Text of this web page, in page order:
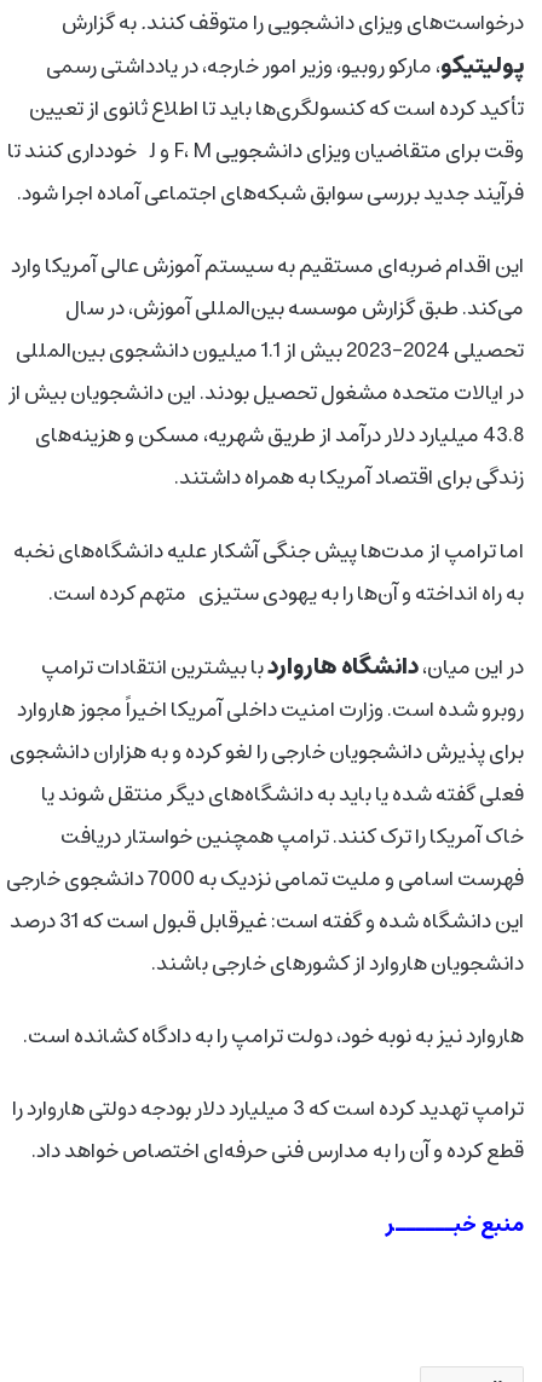
درخواست‌های ویزای دانشجویی را متوقف کنند.به گزارش
پولیتیکو، مارکو روبیو، وزیر امور خارجه، در یادداشتی رسمی
تأکید کرده است که کنسولگری‌ها باید تا اطلاع ثانوی از تعیین
وقت برای متقاضیان ویزای دانشجویی F، M و J خودداری کنند تا
فرآیند جدید بررسی سوابق شبکه‌های اجتماعی آماده اجرا شود.
این اقدام ضربه‌ای مستقیم به سیستم آموزش عالی آمریکا وارد
می‌کند. طبق گزارش موسسه بین‌المللی آموزش، در سال
تحصیلی 2024-2023 بیش از 1.1 میلیون دانشجوی بین‌المللی
در ایالات متحده مشغول تحصیل بودند. این دانشجویان بیش از
43.8 میلیارد دلار درآمد از طریق شهریه، مسکن و هزینه‌های
زندگی برای اقتصاد آمریکا به همراه داشتند.
اما ترامپ از مدت‌ها پیش جنگی آشکار علیه دانشگاه‌های نخبه
به راه انداخته و آن‌ها را به یهودی ستیزی متهم کرده است.
در این میان،دانشگاه هارواردبا بیشترین انتقادات ترامپ
روبرو شده است. وزارت امنیت داخلی آمریکا اخیراً مجوز هاروارد
برای پذیرش دانشجویان خارجی را لغو کرده و به هزاران دانشجوی
فعلی گفته شده یا باید به دانشگاه‌های دیگر منتقل شوند یا
خاک آمریکا را ترک کنند. ترامپ همچنین خواستار دریافت
فهرست اسامی و ملیت تمامی نزدیک به 7000 دانشجوی خارجی
این دانشگاه شده و گفته است: غیرقابل قبول است که 31 درصد
دانشجویان هاروارد از کشورهای خارجی باشند.
هاروارد نیز به نوبه خود، دولت ترامپ را به دادگاه کشانده است.
ترامپ تهدید کرده است که 3 میلیارد دلار بودجه دولتی هاروارد را
قطع کرده و آن را به مدارس فنی حرفه‌ای اختصاص خواهد داد.
منبع خبــــــر